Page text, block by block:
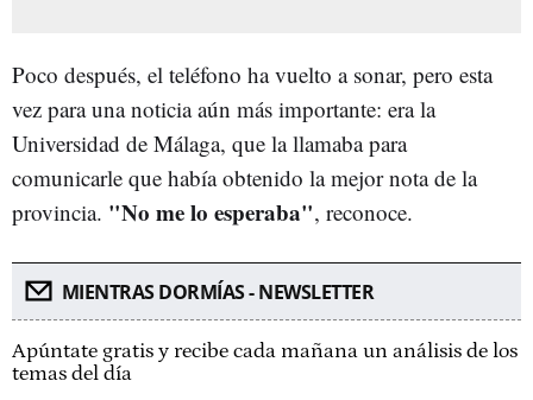
Poco después, el teléfono ha vuelto a sonar, pero esta
vez para una noticia aún más importante: era la
Universidad de Málaga, que la llamaba para
comunicarle que había obtenido la mejor nota de la
provincia. "No me lo esperaba", reconoce.
MIENTRAS DORMÍAS - NEWSLETTER
Apúntate gratis y recibe cada mañana un análisis de los
temas del día